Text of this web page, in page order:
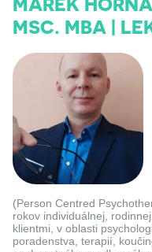
MSC. MBA |
(Person Centred
rokov individuálnej,
klientmi, v oblasti
poradenstva, terapií,